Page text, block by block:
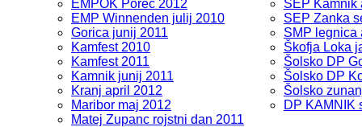
EMPOK Porec 2012
EMP Winnenden julij 2010
Gorica junij 2011
Kamfest 2010
Kamfest 2011
Kamnik junij 2011
Kranj april 2012
Maribor maj 2012
Matej Zupanc rojstni dan 2011
SEP Kamnik
SEP Zanka
SMP legnica
Škofja Loka
Šolsko DP
Šolsko DP
Šolsko
DP KAMNIK